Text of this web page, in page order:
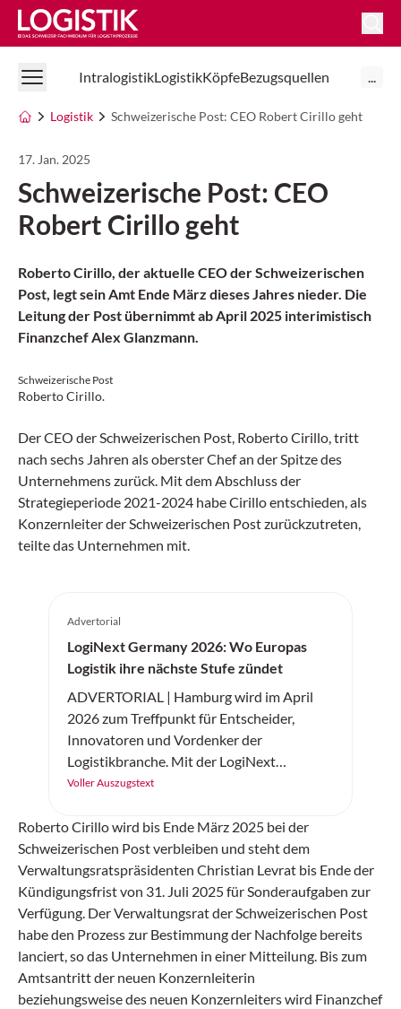
Logistik Online
IntralogistikLogistikKöpfeBezugsquellen ...
Logistik Schweizerische Post: CEO Robert Cirillo geht
17. Jan. 2025
Schweizerische Post: CEO
Robert Cirillo geht
Roberto Cirillo, der aktuelle CEO der Schweizerischen
Post, legt sein Amt Ende März dieses Jahres nieder. Die
Leitung der Post übernimmt ab April 2025 interimistisch
Finanzchef Alex Glanzmann.
Schweizerische Post
Roberto Cirillo.
Der CEO der Schweizerischen Post, Roberto Cirillo, tritt
nach sechs Jahren als oberster Chef an der Spitze des
Unternehmens zurück. Mit dem Abschluss der
Strategieperiode 2021-2024 habe Cirillo entschieden, als
Konzernleiter der Schweizerischen Post zurückzutreten,
teilte das Unternehmen mit.
Advertorial
LogiNext Germany 2026: Wo Europas
Logistik ihre nächste Stufe zündet
ADVERTORIAL | Hamburg wird im April
2026 zum Treffpunkt für Entscheider,
Innovatoren und Vordenker der
Logistikbranche. Mit der LogiNext
Germany feiert am 14. und 15. April 2026
ihre Premiere – und setzt genau dort an, wo
die Branche aktuell die grössten Hebel hat:
resiliente Lieferketten, Digitalisierung und
KI, Automatisierung, Robotik sowie
nachhaltige und urbane Logistik.
Voller Auszugstext
Roberto Cirillo wird bis Ende März 2025 bei der
Schweizerischen Post verbleiben und steht dem
Verwaltungsratspräsidenten Christian Levrat bis Ende der
Kündigungsfrist von 31. Juli 2025 für Sonderaufgaben zur
Verfügung. Der Verwaltungsrat der Schweizerischen Post
habe den Prozess zur Bestimmung der Nachfolge bereits
lanciert, so das Unternehmen in einer Mitteilung. Bis zum
Amtsantritt der neuen Konzernleiterin
beziehungsweise des neuen Konzernleiters wird Finanzchef